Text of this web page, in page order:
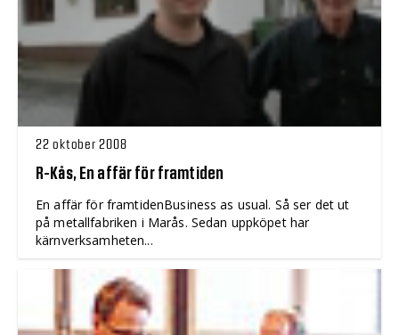
22 oktober 2008
R-Kås, En affär för framtiden
En affär för framtidenBusiness as usual. Så ser det ut
på metallfabriken i Marås. Sedan uppköpet har
kärnverksamheten...